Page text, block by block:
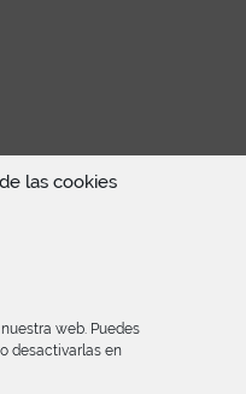
las cookies
web. Puedes
desactivarlas en